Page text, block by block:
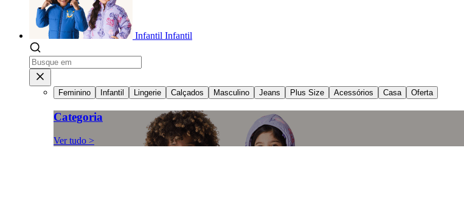
Infantil Infantil
Feminino Infantil Lingerie Calçados Masculino Jeans Plus Size Acessórios Casa Oferta
Categoria
Ver tudo >